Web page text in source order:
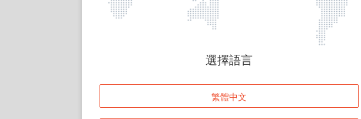
頁面無法顯示
登入
選擇語言
繁體中文